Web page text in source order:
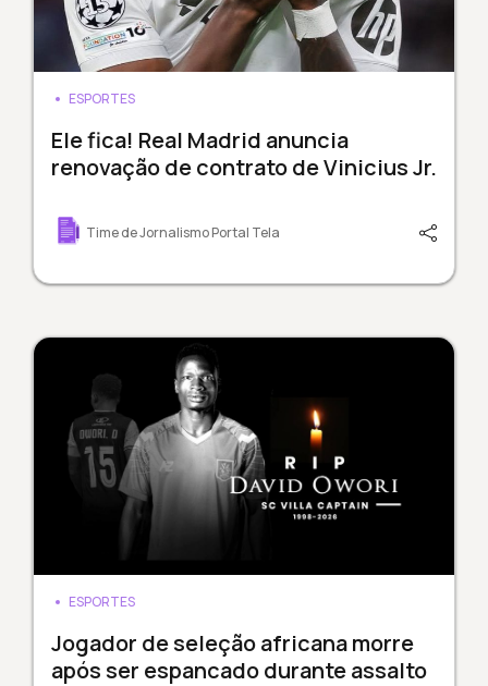
ESPORTES
Ele fica! Real Madrid anuncia
renovação de contrato de Vinicius Jr.
Time de Jornalismo Portal Tela
ESPORTES
Jogador de seleção africana morre
após ser espancado durante assalto